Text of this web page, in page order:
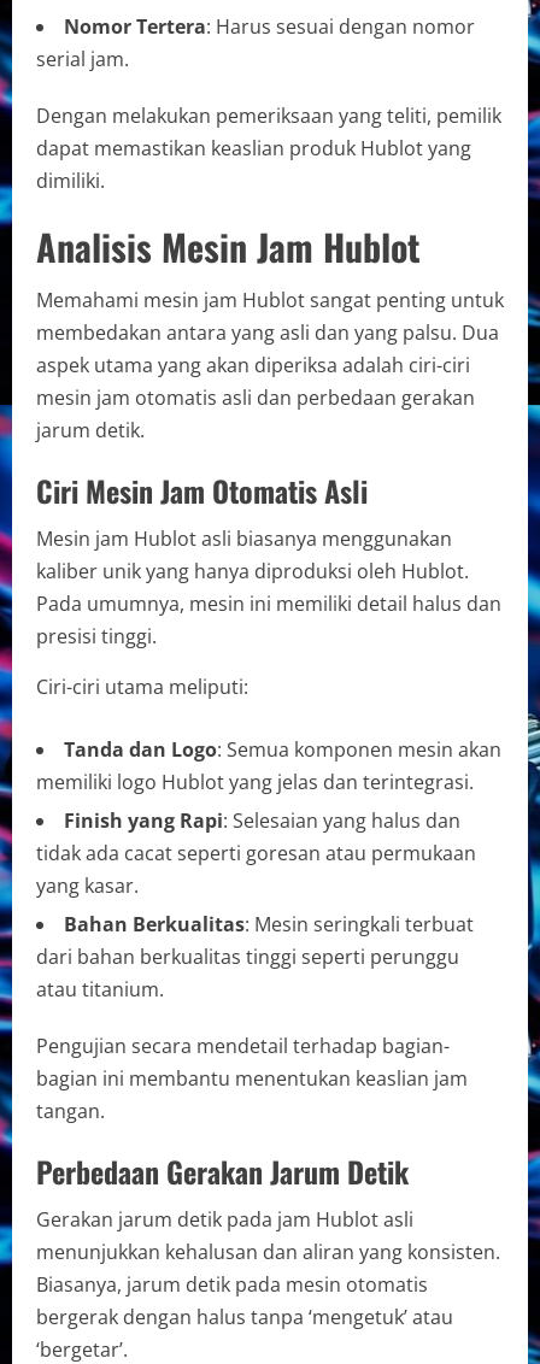
Nomor Tertera: Harus sesuai dengan nomor
serial jam.
Dengan melakukan pemeriksaan yang teliti, pemilik
dapat memastikan keaslian produk Hublot yang
dimiliki.
Analisis Mesin Jam Hublot
Memahami mesin jam Hublot sangat penting untuk
membedakan antara yang asli dan yang palsu. Dua
aspek utama yang akan diperiksa adalah ciri-ciri
mesin jam otomatis asli dan perbedaan gerakan
jarum detik.
Ciri Mesin Jam Otomatis Asli
Mesin jam Hublot asli biasanya menggunakan
kaliber unik yang hanya diproduksi oleh Hublot.
Pada umumnya, mesin ini memiliki detail halus dan
presisi tinggi.
Ciri-ciri utama meliputi:
Tanda dan Logo: Semua komponen mesin akan
memiliki logo Hublot yang jelas dan terintegrasi.
Finish yang Rapi: Selesaian yang halus dan
tidak ada cacat seperti goresan atau permukaan
yang kasar.
Bahan Berkualitas: Mesin seringkali terbuat
dari bahan berkualitas tinggi seperti perunggu
atau titanium.
Pengujian secara mendetail terhadap bagian-
bagian ini membantu menentukan keaslian jam
tangan.
Perbedaan Gerakan Jarum Detik
Gerakan jarum detik pada jam Hublot asli
menunjukkan kehalusan dan aliran yang konsisten.
Biasanya, jarum detik pada mesin otomatis
bergerak dengan halus tanpa ‘mengetuk’ atau
‘bergetar’.